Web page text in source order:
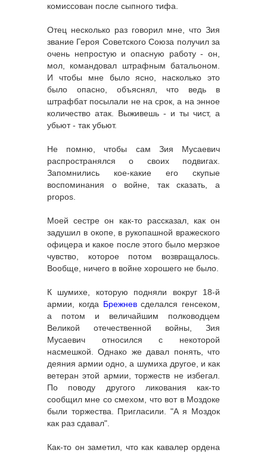
комиссован после сыпного тифа.
Отец несколько раз говорил мне, что Зия
звание Героя Советского Союза получил за
очень непростую и опасную работу - он,
мол, командовал штрафным батальоном.
И чтобы мне было ясно, насколько это
было опасно, объяснял, что ведь в
штрафбат посылали не на срок, а на энное
количество атак. Выживешь - и ты чист, а
убьют - так убьют.
Не помню, чтобы сам Зия Мусаевич
распространялся о своих подвигах.
Запомнились кое-какие его скупые
воспоминания о войне, так сказать, a
propos.
Моей сестре он как-то рассказал, как он
задушил в окопе, в рукопашной вражеского
офицера и какое после этого было мерзкое
чувство, которое потом возвращалось.
Вообще, ничего в войне хорошего не было.
К шумихе, которую подняли вокруг 18-й
армии, когда Брежневсделался генсеком,
а потом и величайшим полководцем
Великой отечественной войны, Зия
Мусаевич относился с некоторой
насмешкой. Однако же давал понять, что
деяния армии одно, а шумиха другое, и как
ветеран этой армии, торжеств не избегал.
По поводу другого ликования как-то
сообщил мне со смехом, что вот в Моздоке
были торжества. Пригласили. "А я Моздок
как раз сдавал".
Как-то он заметил, что как кавалер ордена